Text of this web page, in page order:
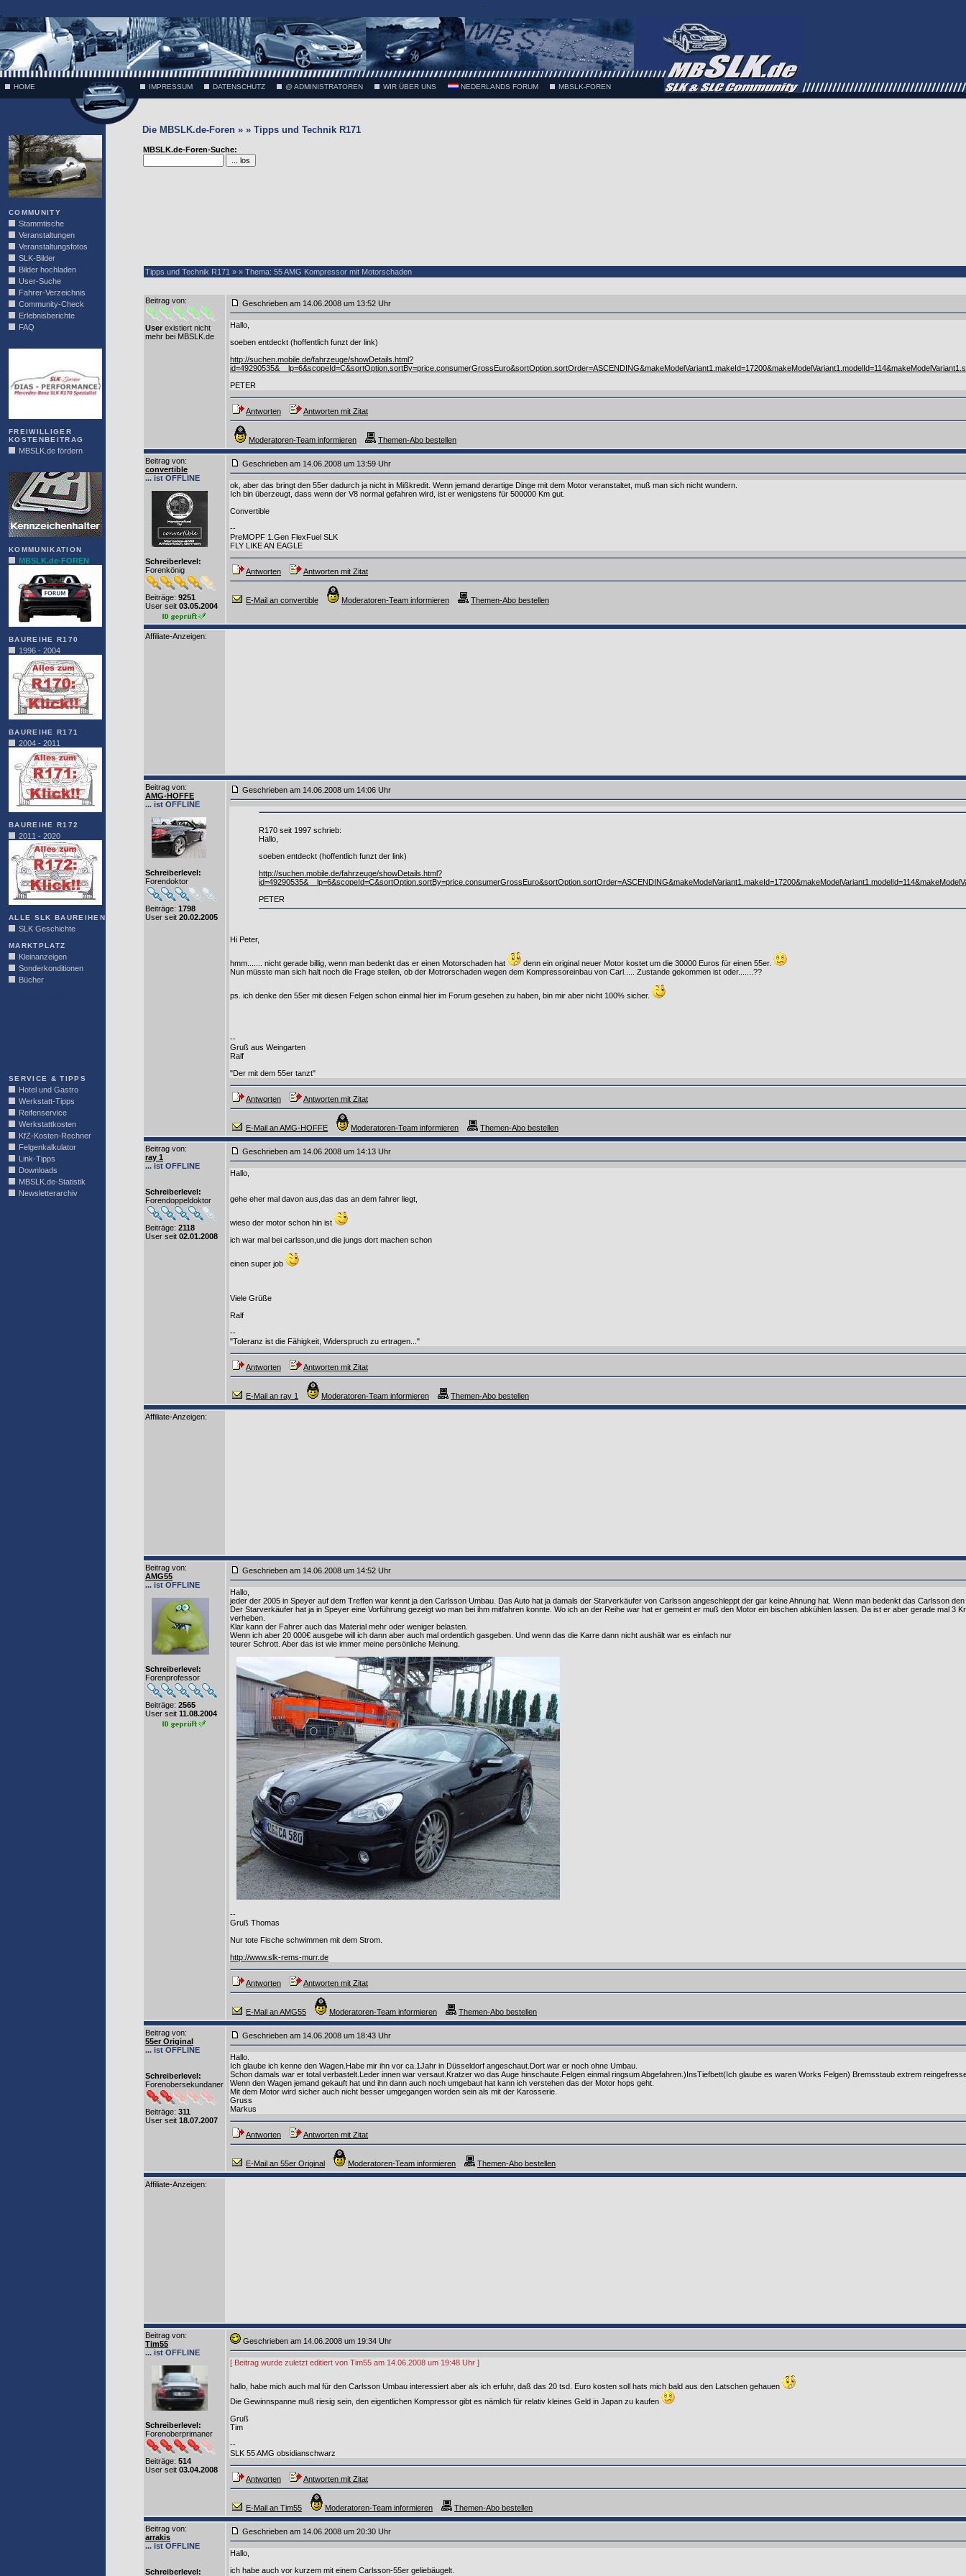
;
HOME IMPRESSUM DATENSCHUTZ @ ADMINISTRATOREN WIR ÜBER UNS NEDERLANDS FORUM MBSLK-FOREN
COMMUNITY
Stammtische
Veranstaltungen
Veranstaltungsfotos
SLK-Bilder
Bilder hochladen
User-Suche
Fahrer-Verzeichnis
Community-Check
Erlebnisberichte
FAQ
FREIWILLIGER
KOSTENBEITRAG
MBSLK.de fördern
KOMMUNIKATION
MBSLK.de-FOREN
BAUREIHE R170
1996 - 2004
BAUREIHE R171
2004 - 2011
BAUREIHE R172
2011 - 2020
ALLE SLK BAUREIHEN
SLK Geschichte
MARKTPLATZ
Kleinanzeigen
Sonderkonditionen
Bücher
SERVICE & TIPPS
Hotel und Gastro
Werkstatt-Tipps
Reifenservice
Werkstattkosten
KfZ-Kosten-Rechner
Felgenkalkulator
Link-Tipps
Downloads
MBSLK.de-Statistik
Newsletterarchiv
Die MBSLK.de-Foren » » Tipps und Technik R171
MBSLK.de-Foren-Suche:
Tipps und Technik R171 » » Thema: 55 AMG Kompressor mit Motorschaden
Beitrag von:
User existiert nicht
mehr bei MBSLK.de
Geschrieben am 14.06.2008 um 13:52 Uhr
Hallo,
soeben entdeckt (hoffentlich funzt der link)
http://suchen.mobile.de/fahrzeuge/showDetails.html?
PETER
Antworten Antworten mit Zitat
Moderatoren-Team informieren Themen-Abo bestellen
Beitrag von:
convertible
... ist OFFLINE
Schreiberlevel:
Forenkönig
Beiträge: 9251
User seit 03.05.2004
Geschrieben am 14.06.2008 um 13:59 Uhr
ok, aber das bringt den 55er dadurch ja nicht in Mißkredit. Wenn jemand derartige Dinge mit dem Motor veranstaltet, muß man sich nicht wundern.
Ich bin überzeugt, dass wenn der V8 normal gefahren wird, ist er wenigstens für 500000 Km gut.
Convertible
--
PreMOPF 1.Gen FlexFuel SLK
FLY LIKE AN EAGLE
Antworten Antworten mit Zitat
E-Mail an convertible Moderatoren-Team informieren Themen-Abo bestellen
Affiliate-Anzeigen:
Beitrag von:
AMG-HOFFE
... ist OFFLINE
Schreiberlevel:
Forendoktor
Beiträge: 1798
User seit 20.02.2005
Geschrieben am 14.06.2008 um 14:06 Uhr
R170 seit 1997 schrieb:
Hallo,
soeben entdeckt (hoffentlich funzt der link)
http://suchen.mobile.de/fahrzeuge/showDetails.html?
PETER
Hi Peter,
hmm....... nicht gerade billig, wenn man bedenkt das er einen Motorschaden hat
denn ein original neuer Motor kostet um die 30000 Euros für einen 55er.
Nun müsste man sich halt noch die Frage stellen, ob der Motrorschaden wegen dem Kompressoreinbau von Carl..... Zustande gekommen ist oder.......??
ps. ich denke den 55er mit diesen Felgen schon einmal hier im Forum gesehen zu haben, bin mir aber nicht 100% sicher.
--
Gruß aus Weingarten
Ralf
"Der mit dem 55er tanzt"
Antworten Antworten mit Zitat
E-Mail an AMG-HOFFE Moderatoren-Team informieren Themen-Abo bestellen
Beitrag von:
ray 1
... ist OFFLINE
Schreiberlevel:
Forendoppeldoktor
Beiträge: 2118
User seit 02.01.2008
Geschrieben am 14.06.2008 um 14:13 Uhr
Hallo,
gehe eher mal davon aus,das das an dem fahrer liegt,
wieso der motor schon hin ist
ich war mal bei carlsson,und die jungs dort machen schon
einen super job
Viele Grüße
Ralf
--
"Toleranz ist die Fähigkeit, Widerspruch zu ertragen..."
Antworten Antworten mit Zitat
E-Mail an ray 1 Moderatoren-Team informieren Themen-Abo bestellen
Affiliate-Anzeigen:
Beitrag von:
AMG55
... ist OFFLINE
Schreiberlevel:
Forenprofessor
Beiträge: 2565
User seit 11.08.2004
Geschrieben am 14.06.2008 um 14:52 Uhr
Hallo,
jeder der 2005 in Speyer auf dem Treffen war kennt ja den Carlsson Umbau. Das Auto hat ja damals der Starverkäufer von Carlsson angeschleppt der gar keine Ahnung hat. Wenn man bedenkt das Carlsson
Der Starverkäufer hat ja in Speyer eine Vorführung gezeigt wo man bei ihm mitfahren konnte. Wo ich an der Reihe war hat er gemeint er muß den Motor ein bischen abkühlen lassen. Da ist er aber gerade
verheben.
Klar kann der Fahrer auch das Material mehr oder weniger belasten.
Wenn ich aber 20 000€ ausgebe will ich dann aber auch mal ordentlich gasgeben. Und wenn das die Karre dann nicht aushält war es einfach nur
teurer Schrott. Aber das ist wie immer meine persönliche Meinung.
--
Gruß Thomas
Nur tote Fische schwimmen mit dem Strom.
http://www.slk-rems-murr.de
Antworten Antworten mit Zitat
E-Mail an AMG55 Moderatoren-Team informieren Themen-Abo bestellen
Beitrag von:
55er Original
... ist OFFLINE
Schreiberlevel:
Forenobersekundaner
Beiträge: 311
User seit 18.07.2007
Geschrieben am 14.06.2008 um 18:43 Uhr
Hallo.
Ich glaube ich kenne den Wagen.Habe mir ihn vor ca.1Jahr in Düsseldorf angeschaut.Dort war er noch ohne Umbau.
Schon damals war er total verbastelt.Leder innen war versaut.Kratzer wo das Auge hinschaute.Felgen einmal ringsum Abgefahren.)InsTiefbett(Ich glaube es waren Works Felgen) Bremsstaub extrem
Wenn den Wagen jemand gekauft hat und ihn dann auch noch umgebaut hat kann ich verstehen das der Motor hops geht.
Mit dem Motor wird sicher auch nicht besser umgegangen worden sein als mit der Karosserie.
Gruss
Markus
Antworten Antworten mit Zitat
E-Mail an 55er Original Moderatoren-Team informieren Themen-Abo bestellen
Affiliate-Anzeigen:
Beitrag von:
Tim55
... ist OFFLINE
Schreiberlevel:
Forenoberprimaner
Beiträge: 514
User seit 03.04.2008
Geschrieben am 14.06.2008 um 19:34 Uhr
[ Beitrag wurde zuletzt editiert von Tim55 am 14.06.2008 um 19:48 Uhr ]
hallo, habe mich auch mal für den Carlsson Umbau interessiert aber als ich erfuhr, daß das 20 tsd. Euro kosten soll hats mich bald aus den Latschen gehauen
Die Gewinnspanne muß riesig sein, den eigentlichen Kompressor gibt es nämlich für relativ kleines Geld in Japan zu kaufen
Gruß
Tim
--
SLK 55 AMG obsidianschwarz
Antworten Antworten mit Zitat
E-Mail an Tim55 Moderatoren-Team informieren Themen-Abo bestellen
Beitrag von:
arrakis
... ist OFFLINE
Schreiberlevel:
Geschrieben am 14.06.2008 um 20:30 Uhr
Hallo,
ich habe auch vor kurzem mit einem Carlsson-55er geliebäugelt.